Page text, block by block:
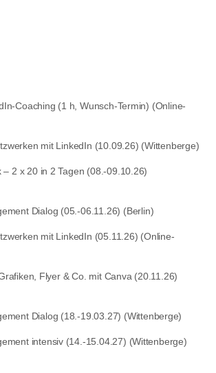
Coaching (1 h, Wunsch-Termin) (Online-
mit LinkedIn (10.09.26) (Wittenberge)
2 x 20 in 2 Tagen (08.-09.10.26)
Dialog (05.-06.11.26) (Berlin)
mit LinkedIn (05.11.26) (Online-
Flyer & Co. mit Canva (20.11.26)
Dialog (18.-19.03.27) (Wittenberge)
intensiv (14.-15.04.27) (Wittenberge)